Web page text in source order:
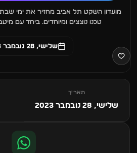
מועדון השקט תל אביב מחזיר את ימי שבת
טכנו נוצצים ומיוחדים. ביחד עם
שלישי, 28 נובמבר 2023
תאריך
שלישי, 28 נובמבר 2023